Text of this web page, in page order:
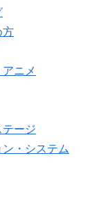
方
ニメ
テージ
・システム